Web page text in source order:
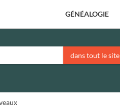
GÉNÉALOGIE
dans tout le site